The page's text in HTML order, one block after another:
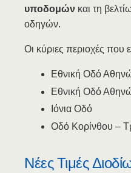
υποδομών και τη
οδηγών.
Οι κύριες περιοχές που
Εθνική Οδό
Εθνική Οδό
Ιόνια Οδό
Οδό Κορίνθου –
Νέες Τιμές